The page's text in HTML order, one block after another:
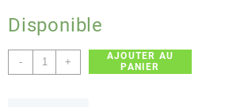
Disponible
-
quantité
de
+
AJOUTER AU
PANIER